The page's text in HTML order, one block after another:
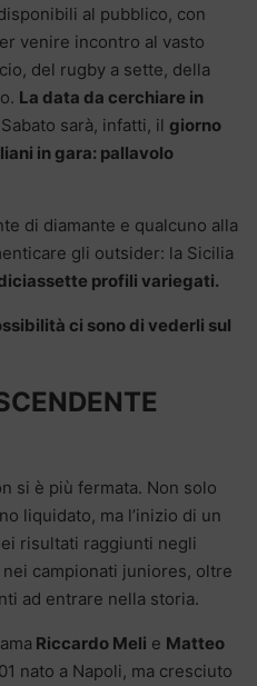
al pubblico, con
venire incontro al vasto
del rugby a sette, della
La data da cerchiare in
Sabato sarà, infatti, il giorno
in gara: pallavolo
di diamante e qualcuno alla
gli outsider: la Sicilia
profili variegati.
ci sono di vederli sul
si è più fermata. Non solo
liquidato, ma l’inizio di un
risultati raggiunti negli
campionati juniores, oltre
ad entrare nella storia.
Riccardo Meli e Matteo
nato a Napoli, ma cresciuto